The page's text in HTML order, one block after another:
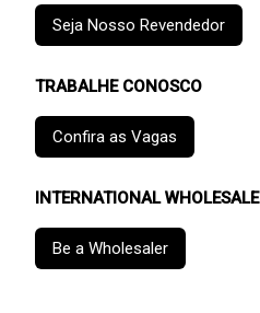
Seja Nosso Revendedor
TRABALHE CONOSCO
Confira as Vagas
INTERNATIONAL WHOLESALE
Be a Wholesaler